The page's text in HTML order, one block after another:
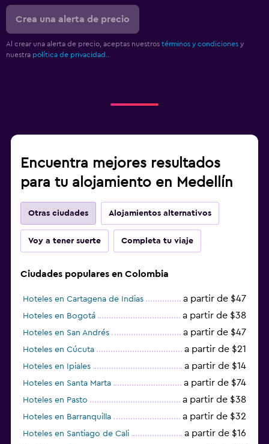
Crea una alerta de precio
Al crear una alerta de precio, aceptas nuestros términos y condiciones y
nuestra política de privacidad.
Encuentra mejores resultados
para tu alojamiento en Medellín
Otras ciudades Alojamientos alternativos
Voy a tener suerte Completa tu viaje
Ciudades populares en Colombia
Hoteles en Cartagena de Indias a partir de $47
Hoteles en Bogotá a partir de $38
Hoteles en San Andrés a partir de $47
Hoteles en Cúcuta a partir de $21
Hoteles en Ipiales a partir de $14
Hoteles en Santa Marta a partir de $74
Hoteles en Pasto a partir de $38
Hoteles en Barranquilla a partir de $32
Hoteles en Santiago de Cali a partir de $16